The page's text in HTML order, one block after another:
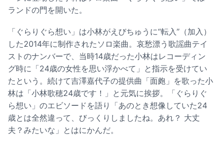
ランドの門を開いた。
「ぐらりぐら想い」は小林がえびちゅうに“転入”（加入）
した2014年に制作されたソロ楽曲。哀愁漂う歌謡曲テイ
ストのナンバーで、当時14歳だった小林はレコーディン
グ時に「24歳の女性を思い浮かべて」と指示を受けてい
たという。続けて吉澤嘉代子の提供曲「面皰」を歌った小
林は「小林歌穂24歳です！」と元気に挨拶。「ぐらりぐ
ら想い」のエビソードを語り「あのとき想像していた24
歳とは全然違って、びっくりしましたね。あれ？ 大丈
夫？みたいな」とはにかんだ。